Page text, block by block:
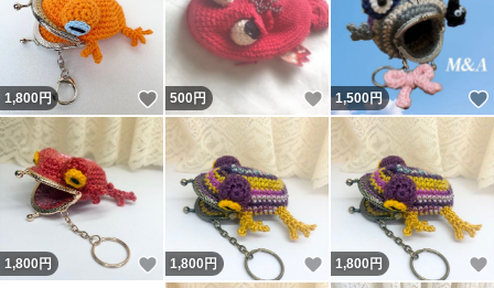
1,800円 いいね！
500円 いいね！
1,500円
1,800 円 いいね！
1,800 円 いいね！
1,800 円